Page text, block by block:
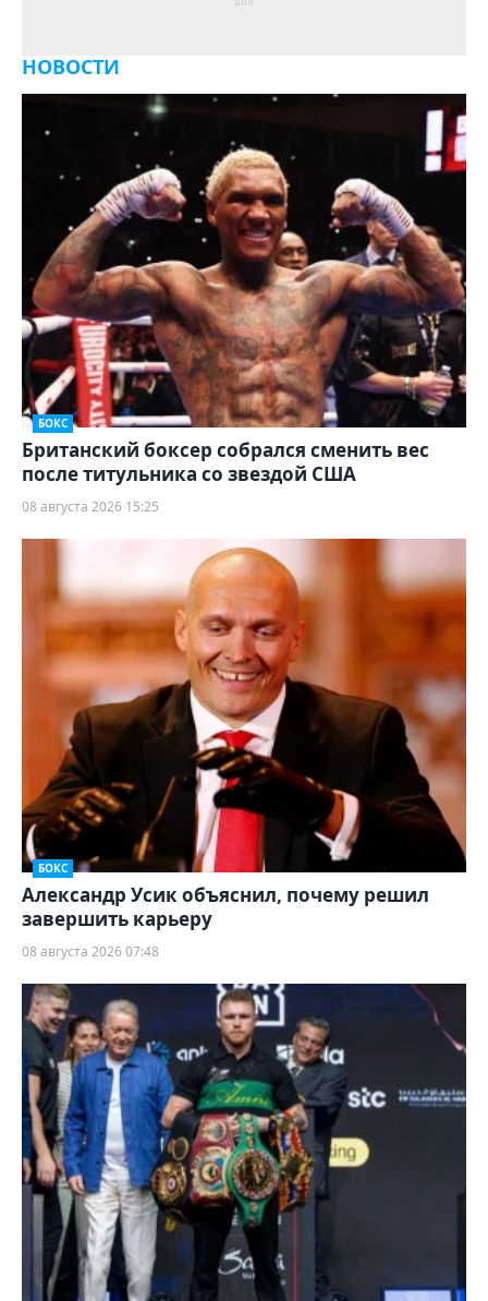
НОВОСТИ
БОКС
Британский боксер собрался сменить вес
после титульника со звездой США
08 августа 2026 15:25
БОКС
Александр Усик объяснил, почему решил
завершить карьеру
08 августа 2026 07:48